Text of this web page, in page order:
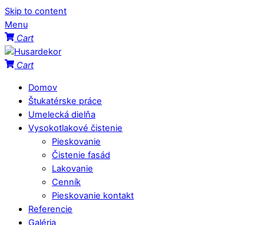
Skip to content
Menu
Cart
Cart
Domov
Štukatérske práce
Umelecká dielňa
Vysokotlakové čistenie
Pieskovanie
Čistenie fasád
Lakovanie
Cenník
Pieskovanie kontakt
Referencie
Galéria